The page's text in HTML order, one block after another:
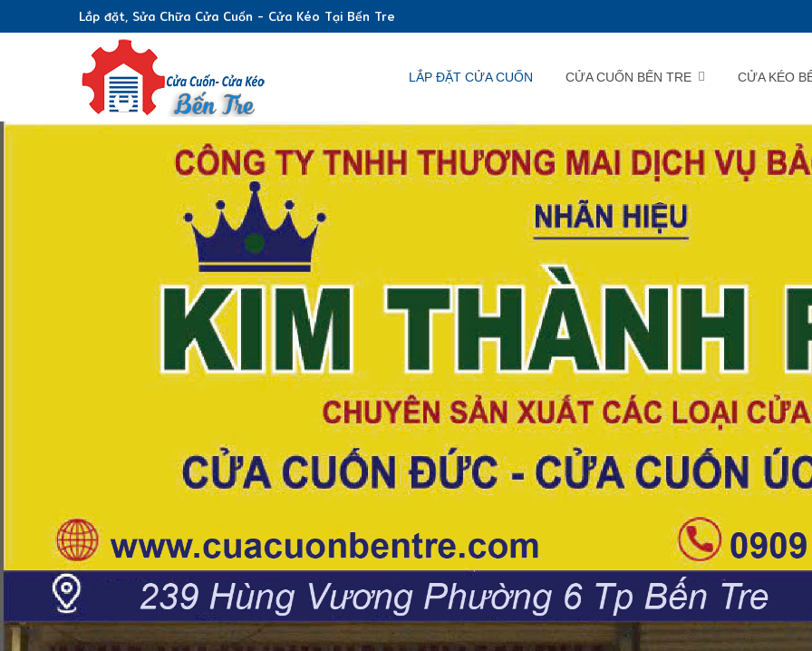
Lắp đặt, Sửa Chữa Cửa Cuốn - Cửa Kéo Tại Bến Tre
LẮP ĐẶT CỬA CUỐN CỬA CUỐN BẾN TRE CỬA KÉO